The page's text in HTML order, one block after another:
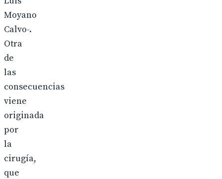
Moyano
Calvo-.
Otra
de
las
consecuencias
viene
originada
por
la
cirugía,
que